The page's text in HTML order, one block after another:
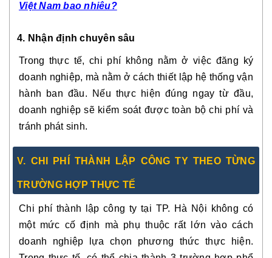
Việt Nam bao nhiêu?
4. Nhận định chuyên sâu
Trong thực tế, chi phí không nằm ở việc đăng ký
doanh nghiệp, mà nằm ở cách thiết lập hệ thống vận
hành ban đầu. Nếu thực hiện đúng ngay từ đầu,
doanh nghiệp sẽ kiểm soát được toàn bộ chi phí và
tránh phát sinh.
V. CHI PHÍ THÀNH LẬP CÔNG TY THEO TỪNG
TRƯỜNG HỢP THỰC TẾ
Chi phí thành lập công ty tại TP. Hà Nội không có
một mức cố định mà phụ thuộc rất lớn vào cách
doanh nghiệp lựa chọn phương thức thực hiện.